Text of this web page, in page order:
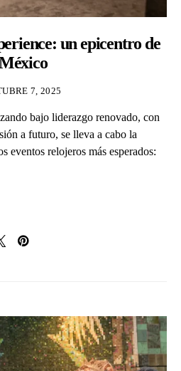
un epicentro de
7, 2025
bajo liderazgo renovado, con
a futuro, se lleva a cabo la
eventos relojeros más esperados: